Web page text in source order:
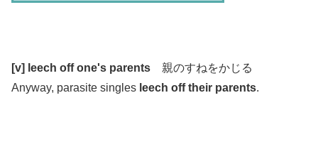
[v] leech off one's parents 親のすねをかじる
Anyway, parasite singles leech off their parents.